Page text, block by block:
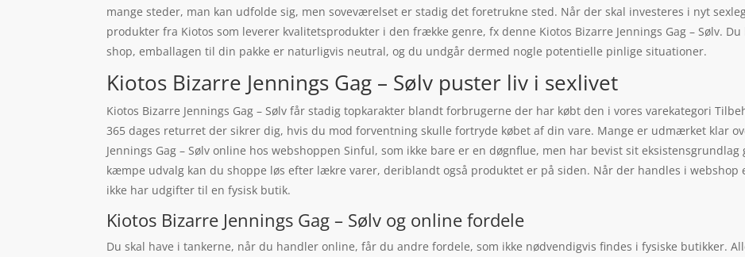
mange steder, man kan udfolde sig, men soveværelset er stadig det foretrukne sted. Når der skal investeres i nyt
produkter fra Kiotos som leverer kvalitetsprodukter i den frække genre, fx denne Kiotos Bizarre Jennings Gag – Sølv.
shop, emballagen til din pakke er naturligvis neutral, og du undgår dermed nogle potentielle pinlige situationer.
Kiotos Bizarre Jennings Gag – Sølv puster liv i sexlivet
Kiotos Bizarre Jennings Gag – Sølv får stadig topkarakter blandt forbrugerne der har købt den i vores varekategori
365 dages returret der sikrer dig, hvis du mod forventning skulle fortryde købet af din vare. Mange er udmærket klar
Jennings Gag – Sølv online hos webshoppen Sinful, som ikke bare er en døgnflue, men har bevist sit
kæmpe udvalg kan du shoppe løs efter lækre varer, deriblandt også produktet er på siden. Når der handles i
ikke har udgifter til en fysisk butik.
Kiotos Bizarre Jennings Gag – Sølv og online fordele
Du skal have i tankerne, når du handler online, får du andre fordele, som ikke nødvendigvis findes i fysiske butikker.